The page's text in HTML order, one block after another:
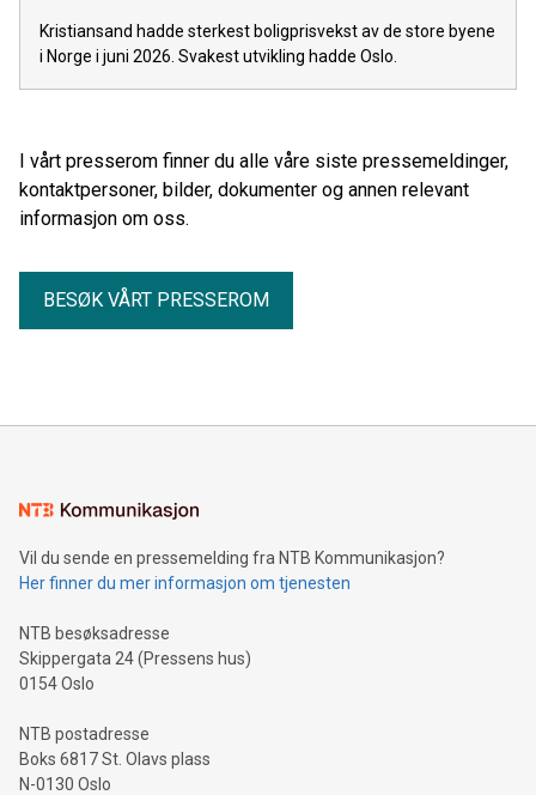
Kristiansand hadde sterkest boligprisvekst av de store byene
i Norge i juni 2026. Svakest utvikling hadde Oslo.
I vårt presserom finner du alle våre siste pressemeldinger,
kontaktpersoner, bilder, dokumenter og annen relevant
informasjon om oss.
BESØK VÅRT PRESSEROM
Vil du sende en pressemelding fra NTB Kommunikasjon?
Her finner du mer informasjon om tjenesten
NTB besøksadresse
Skippergata 24 (Pressens hus)
0154 Oslo
NTB postadresse
Boks 6817 St. Olavs plass
N-0130 Oslo